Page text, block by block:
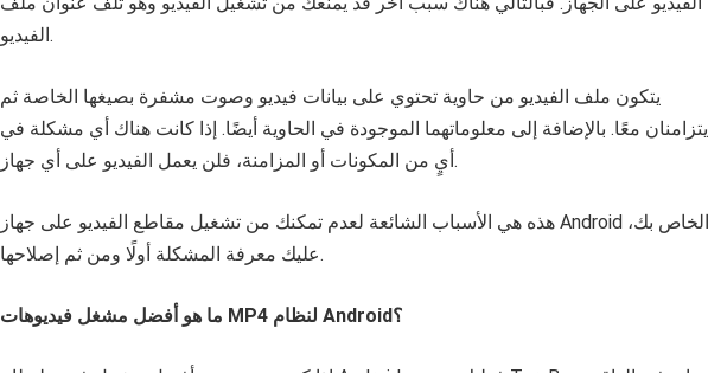
الفيديو.
يتكون ملف الفيديو من حاوية تحتوي على بيانات فيديو وصوت مشفرة بصيغها الخاصة ثم
يتزامنان معًا. بالإضافة إلى معلوماتهما الموجودة في الحاوية أيضًا. إذا كانت هناك أي مشكلة في
أيٍ من المكونات أو المزامنة، فلن يعمل الفيديو على أي جهاز.
هذه هي الأسباب الشائعة لعدم تمكنك من تشغيل مقاطع الفيديو على جهاز Android الخاص بك،
عليك معرفة المشكلة أولًا ومن ثم إصلاحها.
MP4 Android؟